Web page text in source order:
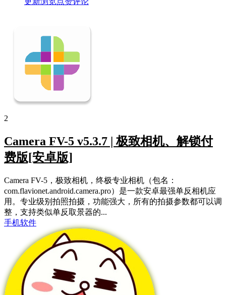
2
Camera FV-5 v5.3.7 | 极致相机、解锁付
费版[安卓版]
Camera FV-5，极致相机，终极专业相机（包名：
com.flavionet.android.camera.pro）是一款安卓最强单反相机应
用。专业级别拍照拍摄，功能强大，所有的拍摄参数都可以调
整，支持类似单反取景器的...
手机软件